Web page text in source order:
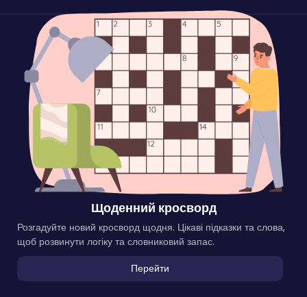
Щоденний кросворд
Розгадуйте новий кросворд щодня. Цікаві підказки та слова,
щоб розвинути логіку та словниковий запас.
Перейти